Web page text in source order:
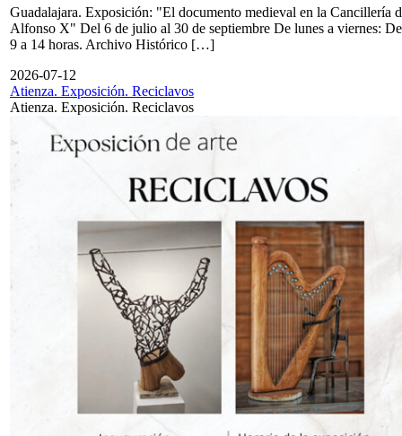
Guadalajara. Exposición: "El documento medieval en la Cancillería
Alfonso X" Del 6 de julio al 30 de septiembre De lunes a viernes: De
9 a 14 horas. Archivo Histórico […]
2026-07-12
Atienza. Exposición. Reciclavos
Atienza. Exposición. Reciclavos